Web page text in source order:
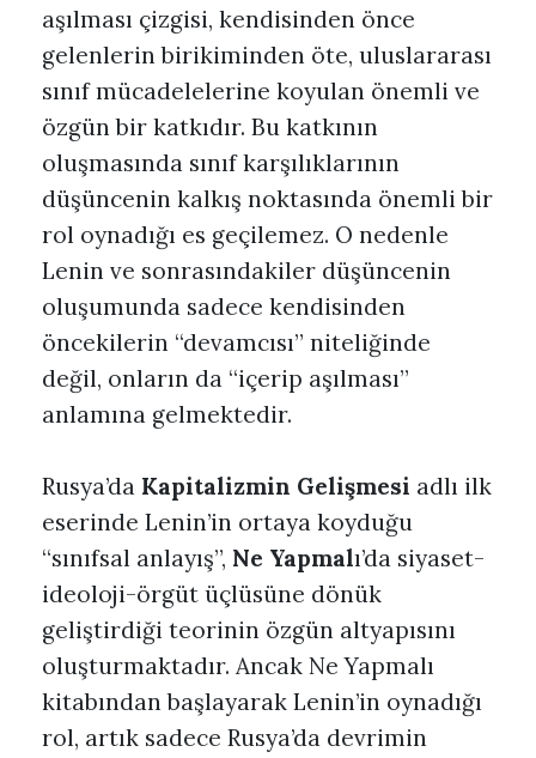
aşılması çizgisi, kendisinden önce
gelenlerin birikiminden öte, uluslararası
sınıf mücadelelerine koyulan önemli ve
özgün bir katkıdır. Bu katkının
oluşmasında sınıf karşılıklarının
düşüncenin kalkış noktasında önemli bir
rol oynadığı es geçilemez. O nedenle
Lenin ve sonrasındakiler düşüncenin
oluşumunda sadece kendisinden
öncekilerin “devamcısı” niteliğinde
değil, onların da “içerip aşılması”
anlamına gelmektedir.
Rusya’da Kapitalizmin Gelişmesi adlı ilk
eserinde Lenin’in ortaya koyduğu
“sınıfsal anlayış”, Ne Yapmalı’da siyaset-
ideoloji-örgüt üçlüsüne dönük
geliştirdiği teorinin özgün altyapısını
oluşturmaktadır. Ancak Ne Yapmalı
kitabından başlayarak Lenin’in oynadığı
rol, artık sadece Rusya’da devrimin